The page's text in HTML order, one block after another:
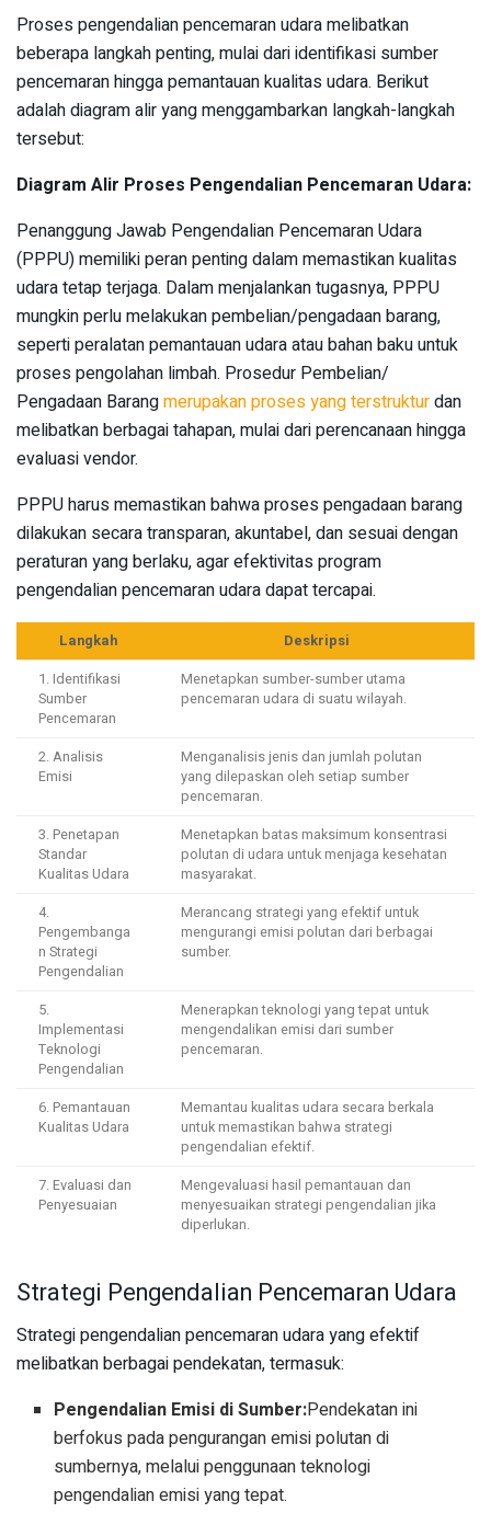
Proses pengendalian pencemaran udara melibatkan
beberapa langkah penting, mulai dari identifikasi sumber
pencemaran hingga pemantauan kualitas udara. Berikut
adalah diagram alir yang menggambarkan langkah-langkah
tersebut:
Diagram Alir Proses Pengendalian Pencemaran Udara:
Penanggung Jawab Pengendalian Pencemaran Udara
(PPPU) memiliki peran penting dalam memastikan kualitas
udara tetap terjaga. Dalam menjalankan tugasnya, PPPU
mungkin perlu melakukan pembelian/pengadaan barang,
seperti peralatan pemantauan udara atau bahan baku untuk
proses pengolahan limbah. Prosedur Pembelian/
Pengadaan Barangmerupakan proses yang terstrukturdan
melibatkan berbagai tahapan, mulai dari perencanaan hingga
evaluasi vendor.
PPPU harus memastikan bahwa proses pengadaan barang
dilakukan secara transparan, akuntabel, dan sesuai dengan
peraturan yang berlaku, agar efektivitas program
pengendalian pencemaran udara dapat tercapai.
Langkah
Deskripsi
1. Identifikasi
Sumber
Pencemaran
Menetapkan sumber-sumber utama
pencemaran udara di suatu wilayah.
2. Analisis
Emisi
Menganalisis jenis dan jumlah polutan
yang dilepaskan oleh setiap sumber
pencemaran.
3. Penetapan
Standar
Kualitas Udara
Menetapkan batas maksimum konsentrasi
polutan di udara untuk menjaga kesehatan
masyarakat.
4.
Pengembanga
n Strategi
Pengendalian
Merancang strategi yang efektif untuk
mengurangi emisi polutan dari berbagai
sumber.
5.
Implementasi
Teknologi
Pengendalian
Menerapkan teknologi yang tepat untuk
mengendalikan emisi dari sumber
pencemaran.
6. Pemantauan
Kualitas Udara
Memantau kualitas udara secara berkala
untuk memastikan bahwa strategi
pengendalian efektif.
7. Evaluasi dan
Penyesuaian
Mengevaluasi hasil pemantauan dan
menyesuaikan strategi pengendalian jika
diperlukan.
Strategi Pengendalian Pencemaran Udara
Strategi pengendalian pencemaran udara yang efektif
melibatkan berbagai pendekatan, termasuk:
Pengendalian Emisi di Sumber:Pendekatan ini
berfokus pada pengurangan emisi polutan di
sumbernya, melalui penggunaan teknologi
pengendalian emisi yang tepat.